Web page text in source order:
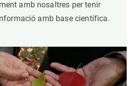
amb nosaltres per tenir
amb base científica.